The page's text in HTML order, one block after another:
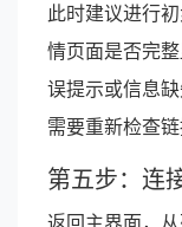
此时建议进行
情页面是否完
误提示或信息
需要重新检查
第五步：连
返回主界面，